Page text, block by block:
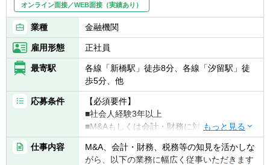
■成果に見合った報酬体系
- 成果が報酬に反映される透明性の高い報酬
制度（詳細は面談時に説明）
資採算分析、DD対応、契約交渉、投資先の経
営支援など、投資業務全般に一気通貫で幅広
く関与いただきます
■投資対象は主に売上数億円～数十億円の中
堅・中小企業となります
【ポジションの魅力】
独立も将来的に実現可能となりうる成長環
境！！
業務の幅広さや案件サポート体制は業界トッ
手を挙げれば投資業務やマネジメントキャリ
アにも挑戦できるなど、アドバイザーの域を
オンライン面接／WEB面接（実績あり）
業種 金融機関
雇用形態 正社員
最寄駅
各線「新橋駅」徒歩8分、各線「汐留駅」徒
歩5分、他
応募条件
【必須要件】
■社会人経験3年以上
■M&Aもしくは会計・財務に対する興味・関
心
※業務内容の経験者
仕事内容
M&A、会計・財務、税務等の知見を活かしな
がら、以下の業務に幅広く従事いただきます